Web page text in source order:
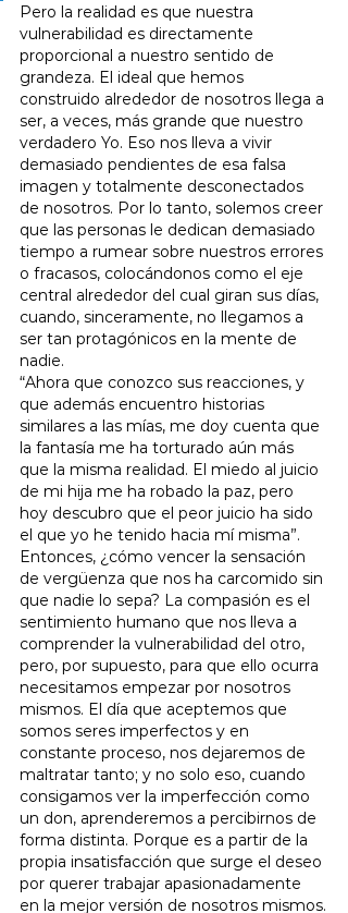
Pero la realidad es que nuestra
vulnerabilidad es directamente
proporcional a nuestro sentido de
grandeza. El ideal que hemos
construido alrededor de nosotros llega a
ser, a veces, más grande que nuestro
verdadero Yo. Eso nos lleva a vivir
demasiado pendientes de esa falsa
imagen y totalmente desconectados
de nosotros. Por lo tanto, solemos creer
que las personas le dedican demasiado
tiempo a rumear sobre nuestros errores
o fracasos, colocándonos como el eje
central alrededor del cual giran sus días,
cuando, sinceramente, no llegamos a
ser tan protagónicos en la mente de
nadie.
“Ahora que conozco sus reacciones, y
que además encuentro historias
similares a las mías, me doy cuenta que
la fantasía me ha torturado aún más
que la misma realidad. El miedo al juicio
de mi hija me ha robado la paz, pero
hoy descubro que el peor juicio ha sido
el que yo he tenido hacia mí misma”.
Entonces, ¿cómo vencer la sensación
de vergüenza que nos ha carcomido sin
que nadie lo sepa? La compasión es el
sentimiento humano que nos lleva a
comprender la vulnerabilidad del otro,
pero, por supuesto, para que ello ocurra
necesitamos empezar por nosotros
mismos. El día que aceptemos que
somos seres imperfectos y en
constante proceso, nos dejaremos de
maltratar tanto; y no solo eso, cuando
consigamos ver la imperfección como
un don, aprenderemos a percibirnos de
forma distinta. Porque es a partir de la
propia insatisfacción que surge el deseo
por querer trabajar apasionadamente
en la mejor versión de nosotros mismos.